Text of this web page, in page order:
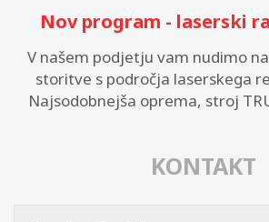
Nov program - laserski
V našem podjetju vam nudimo
storitve s področja laserskega
Najsodobnejša oprema, stroj
KONTAKT